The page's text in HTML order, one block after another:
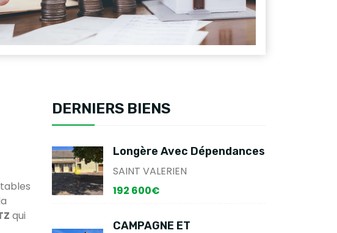
qui
DERNIERS BIENS
Longère Avec Dépendances
SAINT VALERIEN
192 600€
CAMPAGNE ET